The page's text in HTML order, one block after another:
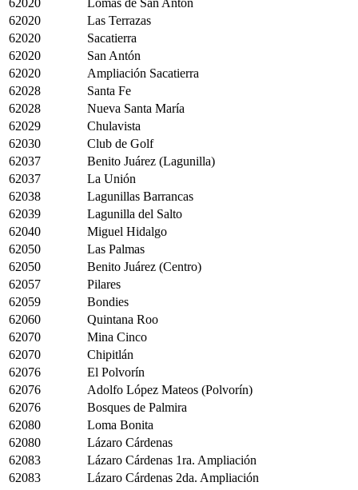
62020
Las Terrazas
62020
Sacatierra
62020
San Antón
62020
Ampliación Sacatierra
62028
Santa Fe
62028
Nueva Santa María
62029
Chulavista
62030
Club de Golf
62037
Benito Juárez (Lagunilla)
62037
La Unión
62038
Lagunillas Barrancas
62039
Lagunilla del Salto
62040
Miguel Hidalgo
62050
Las Palmas
62050
Benito Juárez (Centro)
62057
Pilares
62059
Bondies
62060
Quintana Roo
62070
Mina Cinco
62070
Chipitlán
62076
El Polvorín
62076
Adolfo López Mateos (Polvorín)
62076
Bosques de Palmira
62080
Loma Bonita
62080
Lázaro Cárdenas
62083
Lázaro Cárdenas 1ra. Ampliación
62083
Lázaro Cárdenas 2da. Ampliación